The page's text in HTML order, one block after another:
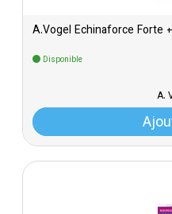
A.Vogel Echinaforce Forte
Disponible
A.